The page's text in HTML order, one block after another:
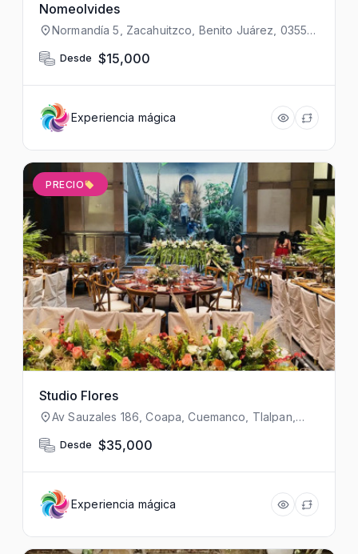
Nomeolvides
Normandía 5, Zacahuitzco, Benito Juárez, 03550
Desde $15,000
Experiencia mágica
PRECIO
Studio Flores
Av Sauzales 186, Coapa, Cuemanco, Tlalpan,
Desde $35,000
Experiencia mágica